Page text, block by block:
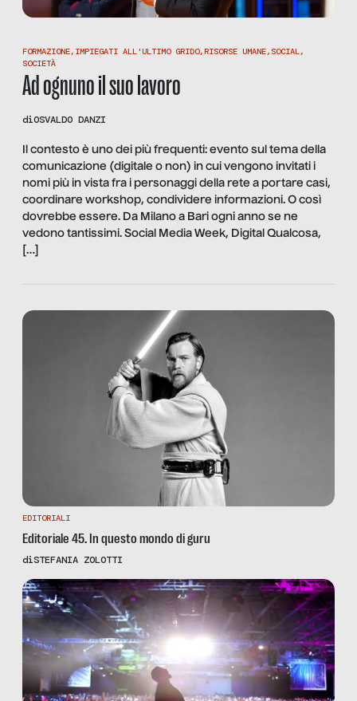
FORMAZIONE, IMPIEGATI ALL'ULTIMO GRIDO,RISORSE UMANE, SOCIAL,
SOCIETÀ
Ad ognuno il suo lavoro
diOSVALDO DANZI
Il contesto è uno dei più frequenti: evento sul tema della
comunicazione (digitale o non) in cui vengono invitati i
nomi più in vista fra i personaggi della rete a portare casi,
coordinare workshop, condividere informazioni. O così
dovrebbe essere. Da Milano a Bari ogni anno se ne
vedono tantissimi. Social Media Week, Digital Qualcosa,
[…]
EDITORIALI
Editoriale 45. In questo mondo di guru
diSTEFANIA ZOLOTTI